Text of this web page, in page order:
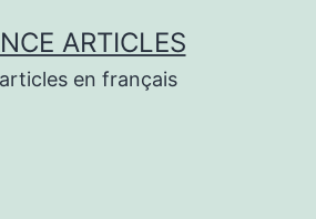
ARTICLES
en français